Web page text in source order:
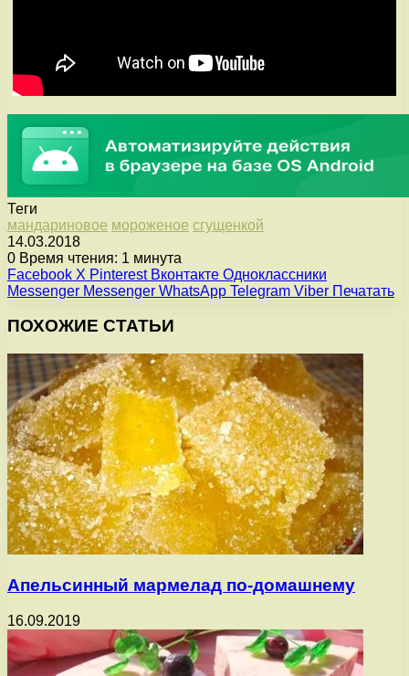
Теги
мандариновое мороженое сгущенкой
14.03.2018
0 Время чтения: 1 минута
Facebook X Pinterest Вконтакте Одноклассники
Messenger Messenger WhatsApp Telegram Viber Печатать
ПОХОЖИЕ СТАТЬИ
Апельсинный мармелад по-домашнему
16.09.2019